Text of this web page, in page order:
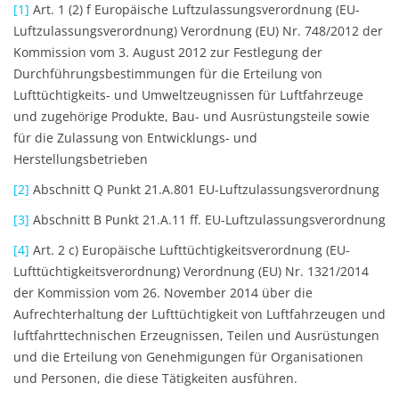
[1] Art. 1 (2) f Europäische Luftzulassungsverordnung (EU-
Luftzulassungsverordnung) Verordnung (EU) Nr. 748/2012 der
Kommission vom 3. August 2012 zur Festlegung der
Durchführungsbestimmungen für die Erteilung von
Lufttüchtigkeits- und Umweltzeugnissen für Luftfahrzeuge
und zugehörige Produkte, Bau- und Ausrüstungsteile sowie
für die Zulassung von Entwicklungs- und
Herstellungsbetrieben
[2] Abschnitt Q Punkt 21.A.801 EU-Luftzulassungsverordnung
[3] Abschnitt B Punkt 21.A.11 ff. EU-Luftzulassungsverordnung
[4] Art. 2 c) Europäische Lufttüchtigkeitsverordnung (EU-
Lufttüchtigkeitsverordnung) Verordnung (EU) Nr. 1321/2014
der Kommission vom 26. November 2014 über die
Aufrechterhaltung der Lufttüchtigkeit von Luftfahrzeugen und
luftfahrttechnischen Erzeugnissen, Teilen und Ausrüstungen
und die Erteilung von Genehmigungen für Organisationen
und Personen, die diese Tätigkeiten ausführen.